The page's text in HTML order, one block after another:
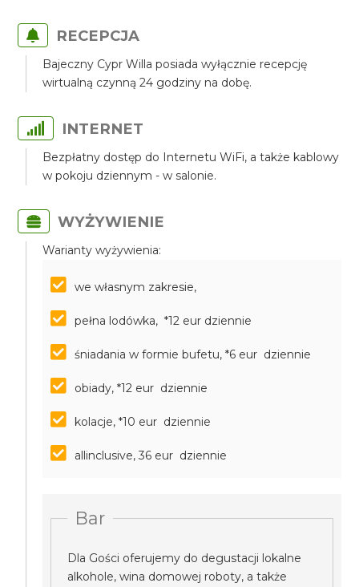
RECEPCJA
Bajeczny Cypr Willa posiada wyłącznie recepcję
wirtualną czynną 24 godziny na dobę.
INTERNET
Bezpłatny dostęp do Internetu WiFi, a także kablowy
w pokoju dziennym - w salonie.
WYŻYWIENIE
Warianty wyżywienia:
we własnym zakresie,
pełna lodówka, *12 eur dziennie
śniadania w formie bufetu, *6 eur dziennie
obiady, *12 eur dziennie
kolacje, *10 eur dziennie
allinclusive, 36 eur dziennie
Bar
Dla Gości oferujemy do degustacji lokalne
alkohole, wina domowej roboty, a także